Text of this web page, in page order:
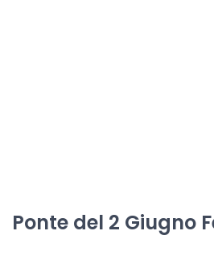
Ponte del 2 Giugno